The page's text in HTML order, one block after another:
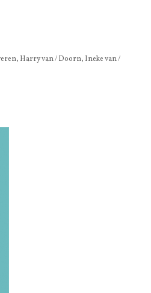
Harry van / Doorn, Ineke van /